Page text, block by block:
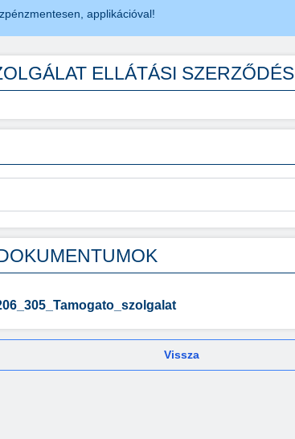
applikációval!
ELLÁTÁSI SZERZŐDÉS
Vissza